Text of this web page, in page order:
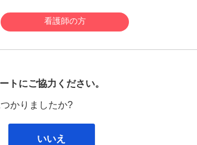
看護師の方
トにご協力ください。
かりましたか?
いいえ